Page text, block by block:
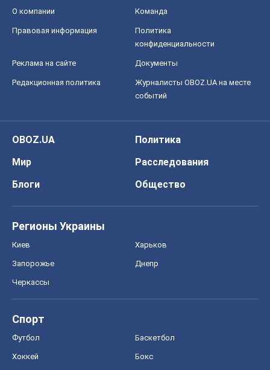
О компании Команда
Правовая информация
Политика
конфиденциальности
Реклама на сайте Документы
Редакционная политика
Журналисты OBOZ.UA на месте
событий
OBOZ.UA
Политика
Мир
Расследования
Блоги
Общество
Регионы Украины
Киев Харьков
Запорожье Днепр
Черкассы
Спорт
Футбол Баскетбол
Хоккей Бокс